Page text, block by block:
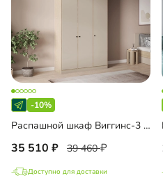
-10%
Распашной шкаф Виггинс-3 с антресолью
35 510 39 460
Доступно для доставки